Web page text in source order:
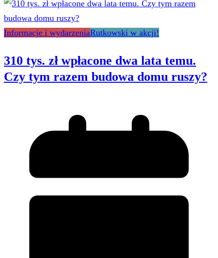
Informacje i wydarzeniaRutkowski w akcji!
310 tys. zł wpłacone dwa lata temu.
Czy tym razem budowa domu ruszy?